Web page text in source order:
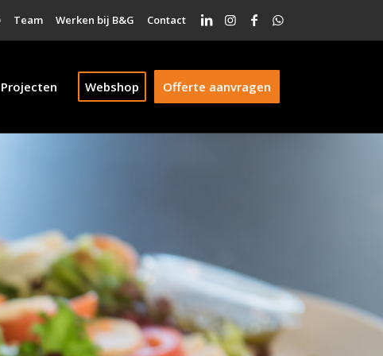
Team Werken bij B&G Contact
Projecten Webshop Offerte aanvragen